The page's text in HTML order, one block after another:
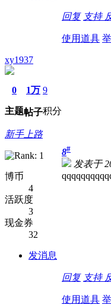
回复 支持
使用道具
xy1937
0
主题
1万
帖子
9
积分
新手上路
博币
4
活跃度
3
现金券
32
发消息
8#
发表于
回复 支持
使用道具